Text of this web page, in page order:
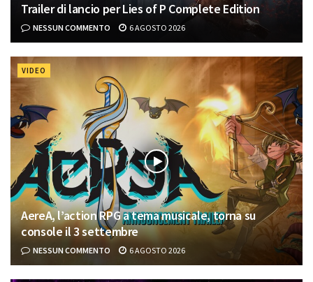
Trailer di lancio per Lies of P Complete Edition
NESSUN COMMENTO 6 AGOSTO 2026
VIDEO
AereA, l’action RPG a tema musicale, torna su
console il 3 settembre
NESSUN COMMENTO 6 AGOSTO 2026